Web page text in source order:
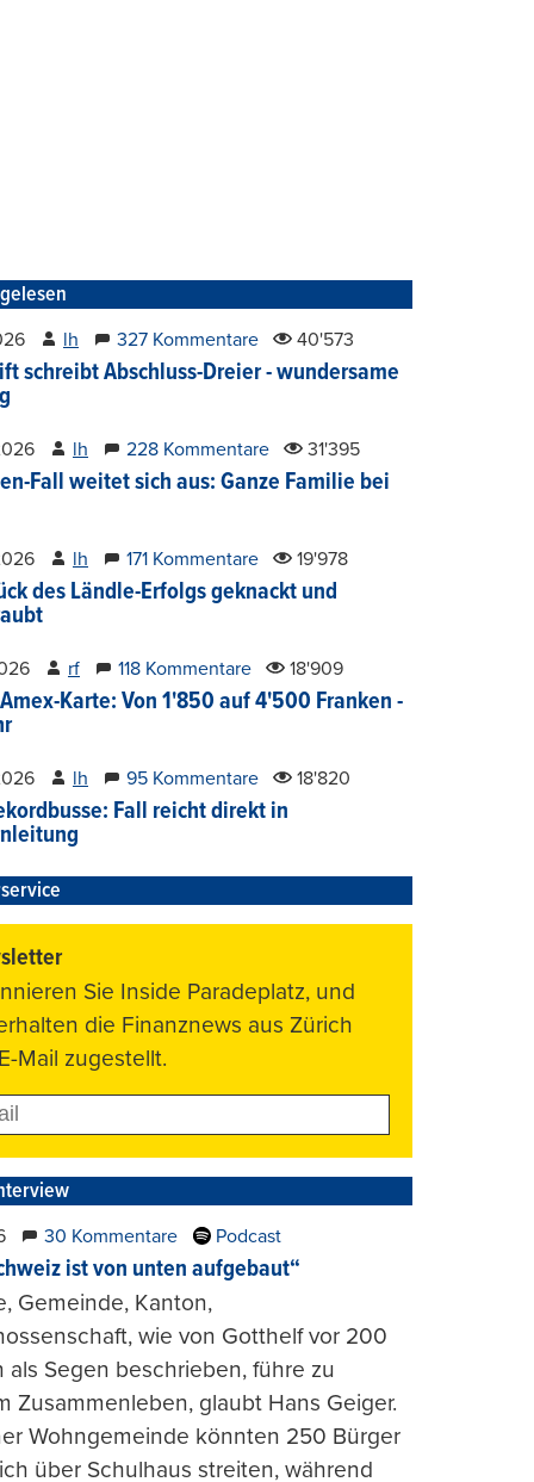
lh 327 Kommentare 40'573
schreibt Abschluss-Dreier - wundersame
lh 228 Kommentare 31'395
Fall weitet sich aus: Ganze Familie bei
lh 171 Kommentare 19'978
des Ländle-Erfolgs geknackt und
rf 118 Kommentare 18'909
Karte: Von 1'850 auf 4'500 Franken -
lh 95 Kommentare 18'820
Fall reicht direkt in
Sie Inside Paradeplatz, und
die Finanznews aus Zürich
Mail zugestellt.
30 Kommentare Podcast
ist von unten aufgebaut“
Gemeinde, Kanton,
wie von Gotthelf vor 200
als Segen beschrieben, führe zu
Zusammenleben, glaubt Hans Geiger.
Wohngemeinde könnten 250 Bürger
über Schulhaus streiten, während